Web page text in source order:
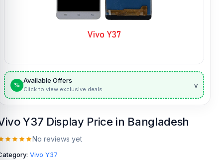
%
Available Offers
Click to view exclusive deals v
Y37 Display Price in Bangladesh
No reviews yet
Vivo Y37